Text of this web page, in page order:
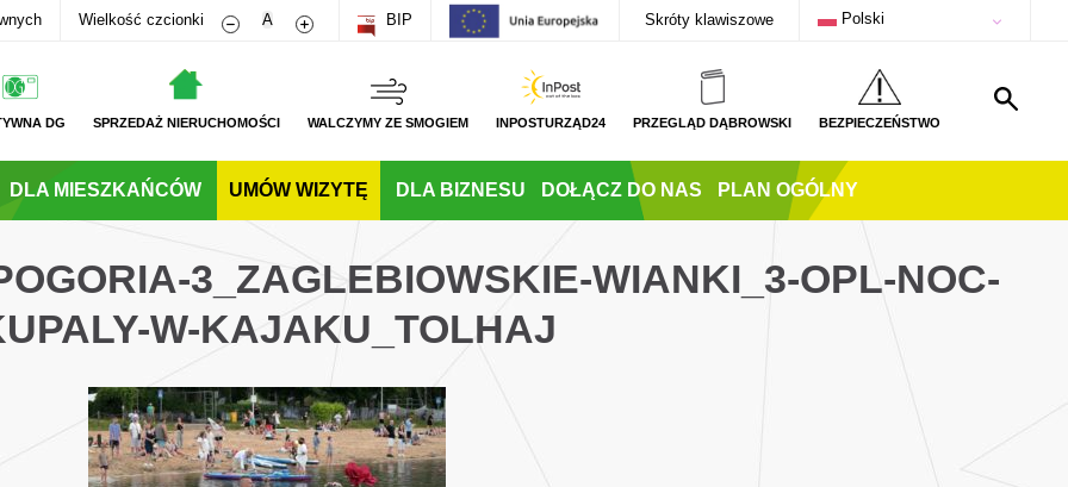
Wielkość czcionki Zmniejsz rozmiar czcionki
A Zwiększ rozmiar czcionki
BIP Skróty klawiszowe Polski
DG SPRZEDAŻ NIERUCHOMOŚCI WALCZYMY ZE SMOGIEM INPOSTURZĄD24 PRZEGLĄD DĄBROWSKI BEZPIECZEŃSTWO
DLA MIESZKAŃCÓW UMÓW WIZYTĘ DLA BIZNESU DOŁĄCZ DO NAS PLAN OGÓLNY
3_ZAGLEBIOWSKIE-WIANKI_3-OPL-NOC-
W-KAJAKU_TOLHAJ